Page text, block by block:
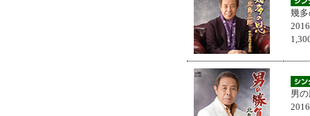
幾
男